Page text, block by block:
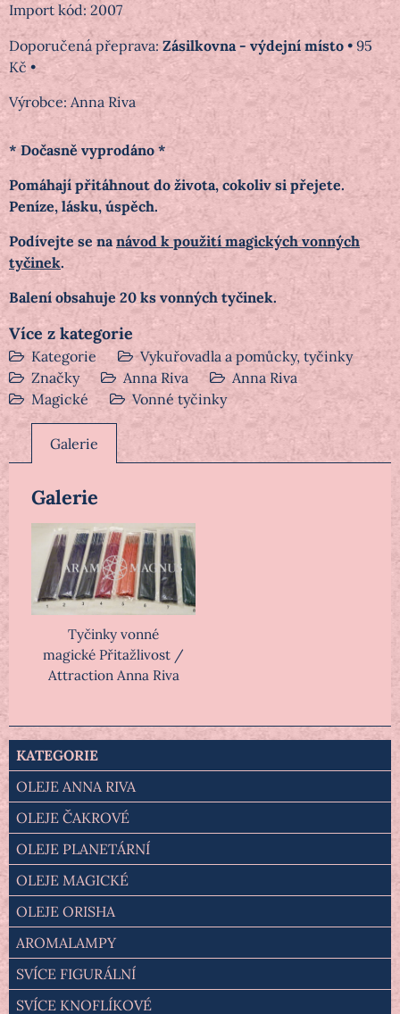
Import kód: 2007
Zásilkovna - výdejní místo • 95
Kč •
Výrobce: Anna Riva
* Dočasně vyprodáno *
Pomáhají přitáhnout do života, cokoliv si přejete.
Peníze, lásku, úspěch.
Podívejte se nanávod k použití magických vonných
tyčinek.
Balení obsahuje 20 ks vonných tyčinek.
Více z kategorie
Kategorie
Vykuřovadla a pomůcky, tyčinky
Značky
Anna Riva
Anna Riva
Magické
Vonné tyčinky
Galerie
Galerie
Tyčinky vonné
magické Přitažlivost /
Attraction Anna Riva
KATEGORIE
OLEJE ANNA RIVA
OLEJE ČAKROVÉ
OLEJE PLANETÁRNÍ
OLEJE MAGICKÉ
OLEJE ORISHA
AROMALAMPY
SVÍCE FIGURÁLNÍ
SVÍCE KNOFLÍKOVÉ